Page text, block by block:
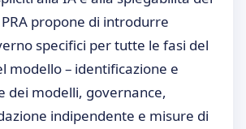
propone di introdurre
specifici per tutte le fasi del
modello – identificazione e
dei modelli, governance,
indipendente e misure di